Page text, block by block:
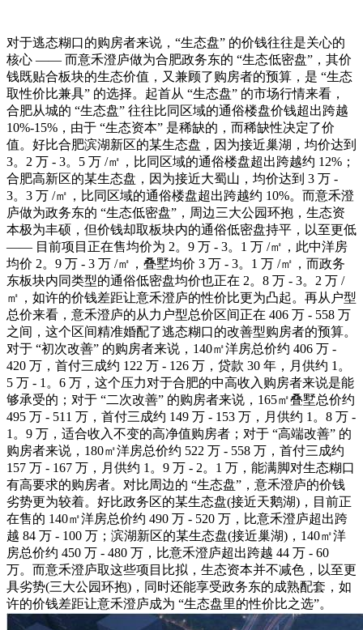
对于逃态糊口的购房者来说，“生态盘” 的价钱往往是关心的
核心 —— 而意禾澄庐做为合肥政务东的 “生态低密盘”，其价
钱既贴合板块的生态价值，又兼顾了购房者的预算，是 “生态
取性价比兼具” 的选择。起首从 “生态盘” 的市场行情来看，
合肥从城的 “生态盘” 往往比同区域的通俗楼盘价钱超出跨越
10%-15%，由于 “生态资本” 是稀缺的，而稀缺性决定了价
值。好比合肥滨湖新区的某生态盘，因为接近巢湖，均价达到
3。2 万 - 3。5 万 /㎡，比同区域的通俗楼盘超出跨越约 12%；
合肥高新区的某生态盘，因为接近大蜀山，均价达到 3 万 -
3。3 万 /㎡，比同区域的通俗楼盘超出跨越约 10%。而意禾澄
庐做为政务东的 “生态低密盘”，周边三大公园环抱，生态资
本极为丰硕，但价钱却取板块内的通俗低密盘持平，以至更低
—— 目前项目正在售均价为 2。9 万 - 3。1 万 /㎡，此中洋房
均价 2。9 万 - 3 万 /㎡，叠墅均价 3 万 - 3。1 万 /㎡，而政务
东板块内同类型的通俗低密盘均价也正在 2。8 万 - 3。2 万 /
㎡，如许的价钱差距让意禾澄庐的性价比更为凸起。再从户型
总价来看，意禾澄庐的从力户型总价区间正在 406 万 - 558 万
之间，这个区间精准婚配了逃态糊口的改善型购房者的预算。
对于 “初次改善” 的购房者来说，140㎡洋房总价约 406 万 -
420 万，首付三成约 122 万 - 126 万，贷款 30 年，月供约 1。
5 万 - 1。6 万，这个压力对于合肥的中高收入购房者来说是能
够承受的；对于 “二次改善” 的购房者来说，165㎡叠墅总价约
495 万 - 511 万，首付三成约 149 万 - 153 万，月供约 1。8 万 -
1。9 万，适合收入不变的高净值购房者；对于 “高端改善” 的
购房者来说，180㎡洋房总价约 522 万 - 558 万，首付三成约
157 万 - 167 万，月供约 1。9 万 - 2。1 万，能满脚对生态糊口
有高要求的购房者。对比周边的 “生态盘”，意禾澄庐的价钱
劣势更为较着。好比政务区的某生态盘(接近天鹅湖)，目前正
在售的 140㎡洋房总价约 490 万 - 520 万，比意禾澄庐超出跨
越 84 万 - 100 万；滨湖新区的某生态盘(接近巢湖)，140㎡洋
房总价约 450 万 - 480 万，比意禾澄庐超出跨越 44 万 - 60
万。而意禾澄庐取这些项目比拟，生态资本并不减色，以至更
具劣势(三大公园环抱)，同时还能享受政务东的成熟配套，如
许的价钱差距让意禾澄庐成为 “生态盘里的性价比之选”。